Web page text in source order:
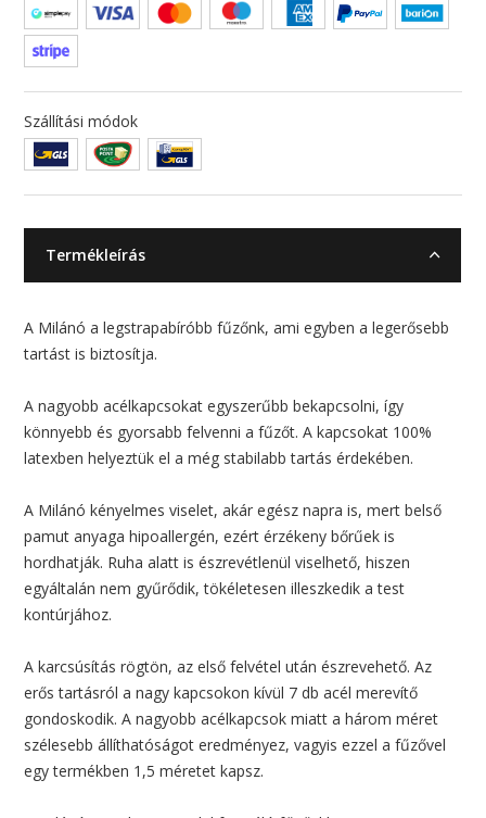
Szállítási módok
Termékleírás
A Milánó a legstrapabíróbb fűzőnk, ami egyben a legerősebb
tartást is biztosítja.
A nagyobb acélkapcsokat egyszerűbb bekapcsolni, így
könnyebb és gyorsabb felvenni a fűzőt. A kapcsokat 100%
latexben helyeztük el a még stabilabb tartás érdekében.
A Milánó kényelmes viselet, akár egész napra is, mert belső
pamut anyaga hipoallergén, ezért érzékeny bőrűek is
hordhatják. Ruha alatt is észrevétlenül viselhető, hiszen
egyáltalán nem gyűrődik, tökéletesen illeszkedik a test
kontúrjához.
A karcsúsítás rögtön, az első felvétel után észrevehető. Az
erős tartásról a nagy kapcsokon kívül 7 db acél merevítő
gondoskodik. A nagyobb acélkapcsok miatt a három méret
szélesebb állíthatóságot eredményez, vagyis ezzel a fűzővel
egy termékben 1,5 méretet kapsz.